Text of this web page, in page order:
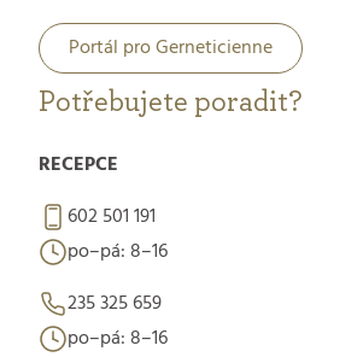
Portál pro Gerneticienne
Potřebujete poradit?
RECEPCE
602 501 191
po–pá: 8–16
235 325 659
po–pá: 8–16